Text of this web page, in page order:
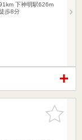
下神明駅626m
歩8分
お気に入
りに追加